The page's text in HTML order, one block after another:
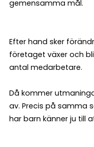
gemensamma mål.
Efter hand sker
företaget växer och
antal medarbetare.
Då kommer
av. Precis på samma
har barn känner ju till